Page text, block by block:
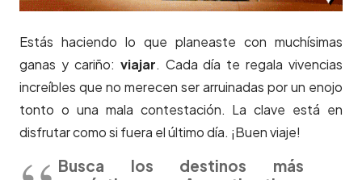
Estás haciendo lo que planeaste con muchísimas
ganas y cariño: viajar. Cada día te regala vivencias
increíbles que no merecen ser arruinadas por un enojo
tonto o una mala contestación. La clave está en
disfrutar como si fuera el último día. ¡Buen viaje!
Busca los destinos más